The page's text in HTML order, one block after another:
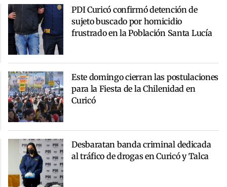
PDI Curicó confirmó detención de
sujeto buscado por homicidio
frustrado en la Población Santa Lucía
Este domingo cierran las postulaciones
para la Fiesta de la Chilenidad en
Curicó
Desbaratan banda criminal dedicada
al tráfico de drogas en Curicó y Talca